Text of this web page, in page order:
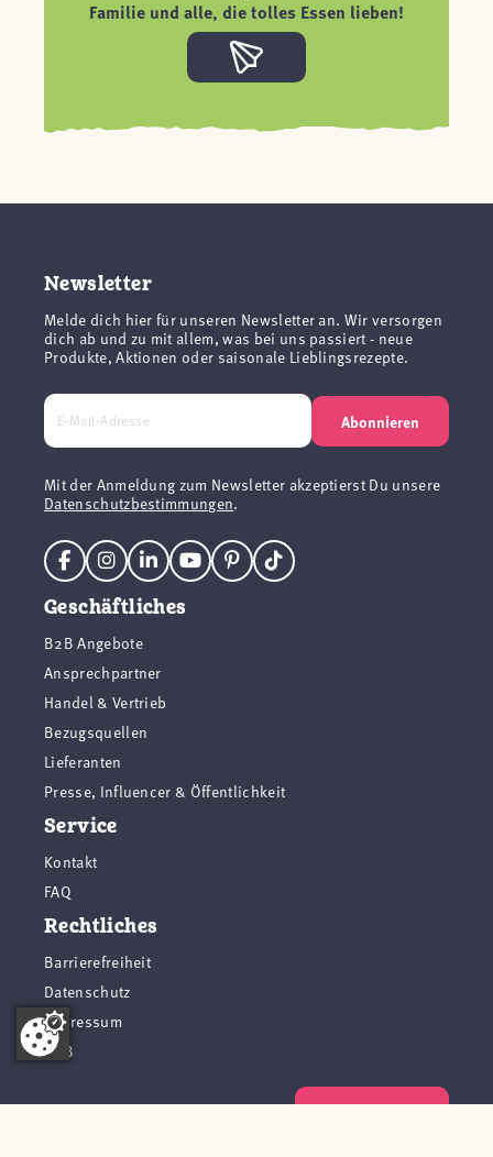
Familie und alle, die tolles Essen lieben!
Newsletter
Melde dich hier für unseren Newsletter an. Wir versorgen
dich ab und zu mit allem, was bei uns passiert - neue
Produkte, Aktionen oder saisonale Lieblingsrezepte.
Abonnieren
Mit der Anmeldung zum Newsletter akzeptierst Du unsere
Datenschutzbestimmungen.
Geschäftliches
B2B Angebote
Ansprechpartner
Handel & Vertrieb
Bezugsquellen
Lieferanten
Presse, Influencer & Öffentlichkeit
Service
Kontakt
FAQ
Rechtliches
Barrierefreiheit
Datenschutz
Impressum
AGB